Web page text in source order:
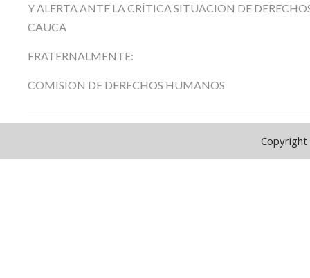
Y ALERTA ANTE LA CRÍTICA SITUACION DE
CAUCA
FRATERNALMENTE:
COMISION DE DERECHOS HUMANOS
Copyright